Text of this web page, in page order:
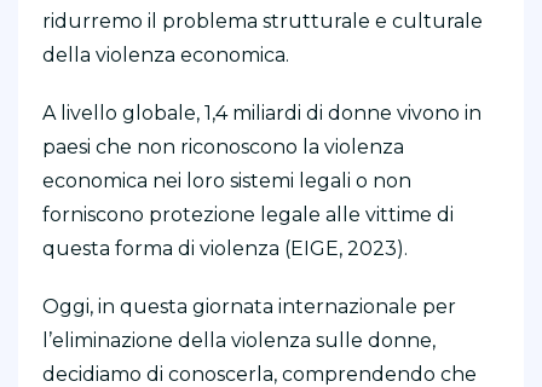
ridurremo il problema strutturale e culturale
della violenza economica.
A livello globale, 1,4 miliardi di donne vivono in
paesi che non riconoscono la violenza
economica nei loro sistemi legali o non
forniscono protezione legale alle vittime di
questa forma di violenza (EIGE, 2023).
Oggi, in questa giornata internazionale per
l’eliminazione della violenza sulle donne,
decidiamo di conoscerla, comprendendo che